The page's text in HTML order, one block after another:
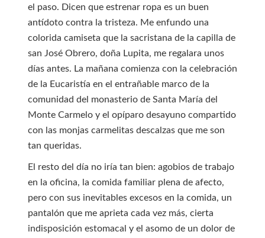
el paso. Dicen que estrenar ropa es un buen
antídoto contra la tristeza. Me enfundo una
colorida camiseta que la sacristana de la capilla de
san José Obrero, doña Lupita, me regalara unos
días antes. La mañana comienza con la celebración
de la Eucaristía en el entrañable marco de la
comunidad del monasterio de Santa María del
Monte Carmelo y el opíparo desayuno compartido
con las monjas carmelitas descalzas que me son
tan queridas.
El resto del día no iría tan bien: agobios de trabajo
en la oficina, la comida familiar plena de afecto,
pero con sus inevitables excesos en la comida, un
pantalón que me aprieta cada vez más, cierta
indisposición estomacal y el asomo de un dolor de